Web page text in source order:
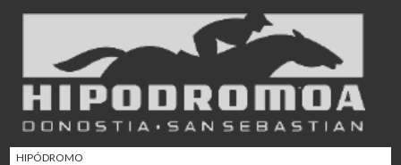
HIPÓDROMO
02/08 17:30 Abuztuaren 2a / 2 de
Abuztuaren 9a / 9 de
12/08 12:08 Abuztaren 12a / 12 de
15/08 17:05 Abuztuaren 15a / 15 de